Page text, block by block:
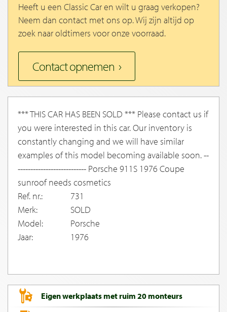
Heeft u een Classic Car en wilt u graag verkopen?
Neem dan contact met ons op. Wij zijn altijd op
zoek naar oldtimers voor onze voorraad.
Contact opnemen
*** THIS CAR HAS BEEN SOLD *** Please contact us if
you were interested in this car. Our inventory is
constantly changing and we will have similar
examples of this model becoming available soon. --
--------------------------- Porsche 911S 1976 Coupe
sunroof needs cosmetics
Ref. nr.:
731
Merk:
SOLD
Model:
Porsche
Jaar:
1976
Eigen werkplaats met ruim 20 monteurs